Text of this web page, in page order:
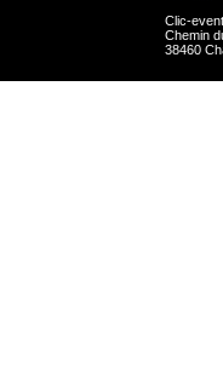
Clic-
Chemin
38460